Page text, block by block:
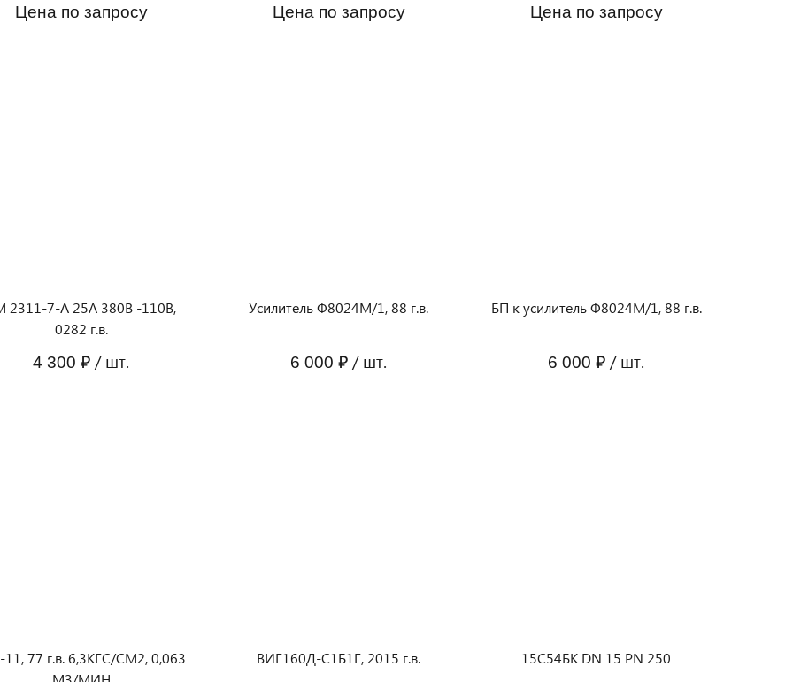
Цена по запросу Цена по запросу Цена по запросу
2311-7-А 25А 380В -110В,
0282 г.в.
4 300 ₽ / шт.
Усилитель Ф8024М/1, 88 г.в.
6 000 ₽ / шт.
БП к усилитель Ф8024М/1, 88 г.в.
6 000 ₽ / шт.
11, 77 г.в. 6,3КГС/СМ2, 0,063
ВИГ160Д-С1Б1Г, 2015 г.в. 15С54БК DN 15 PN 250